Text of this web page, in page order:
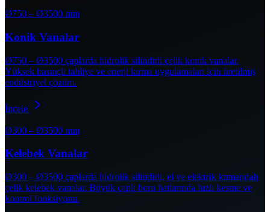
Ø750 – Ø3500 mm
Konik Vanalar
Ø750 – Ø3500 çaplarda hidrolik silindirli çelik konik vanalar.
Yüksek basınçlı tahliye ve enerji kırma uygulamaları için üretilmiş
endüstriyel çözüm.
İncele
Ø300 – Ø3500 mm
Kelebek Vanalar
Ø300 – Ø3500 çaplarda hidrolik silindirli, el ve elektrik kumandalı
çelik kelebek vanalar. Büyük çaplı boru hatlarında hızlı kesme ve
kontrol fonksiyonu.